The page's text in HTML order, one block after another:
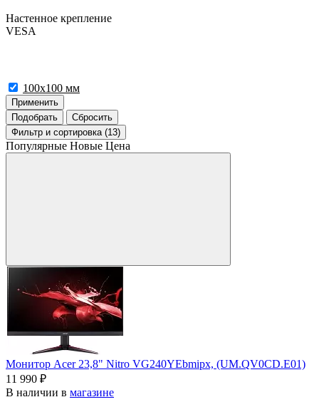
Настенное крепление
VESA
100x100 мм
Применить
Подобрать
Сбросить
Фильтр и сортировка (13)
Популярные Новые Цена
Монитор Acer 23,8" Nitro VG240YEbmipx, (UM.QV0CD.E01)
11 990 ₽
В наличии в магазине